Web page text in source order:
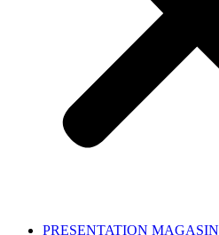
PRESENTATION MAGASIN